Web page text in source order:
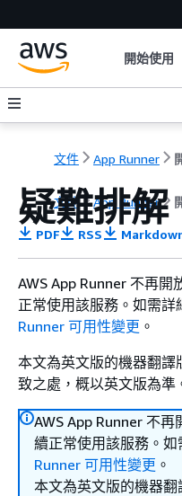
開始使用
文件 App Runner
文件 App Runner
疑難排解
PDF RSS
AWS App Runner 不再
正常使用該服務。如需詳
Runner 可用性變更 。
本文為英文版的機器翻
致之處，概以英文版為準
AWS App Runner 不
續正常使用該服務。
Runner 可用性變更 。
本文為英文版的機器